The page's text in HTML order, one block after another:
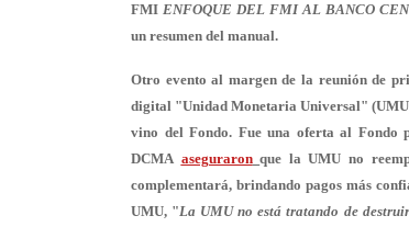
FMI ENFOQUE DEL FMI AL BANCO
un resumen del manual.
Otro evento al margen de la reunión de
digital "Unidad Monetaria Universal"
vino del Fondo. Fue una oferta al Fondo
DCMA aseguraron que la UMU no
complementará, brindando pagos más
UMU, "La UMU no está tratando de